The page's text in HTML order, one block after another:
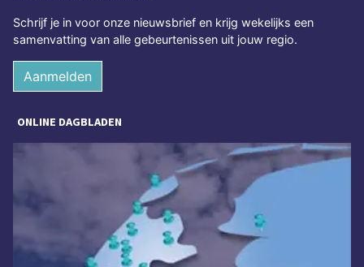
Schrijf je in voor onze nieuwsbrief en krijg wekelijks een
samenvatting van alle gebeurtenissen uit jouw regio.
Aanmelden
ONLINE DAGBLADEN